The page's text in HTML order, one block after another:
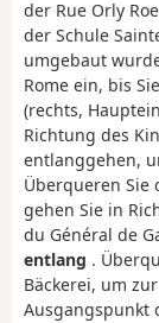
der Rue Orly
der Schule
umgebaut
Rome ein, bis
(rechts,
Richtung des
entlanggehen,
Überqueren Sie
gehen Sie in
du Général de
entlang .
Bäckerei, um
Ausgangspunkt